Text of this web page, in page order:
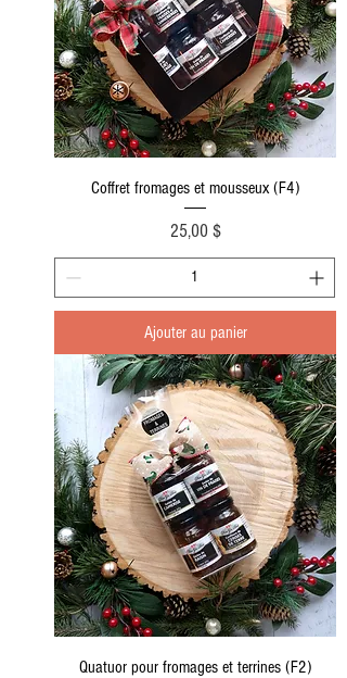
Coffret fromages et mousseux (F4)
Prix
25,00 $
Ajouter au panier
Quatuor pour fromages et terrines (F2)